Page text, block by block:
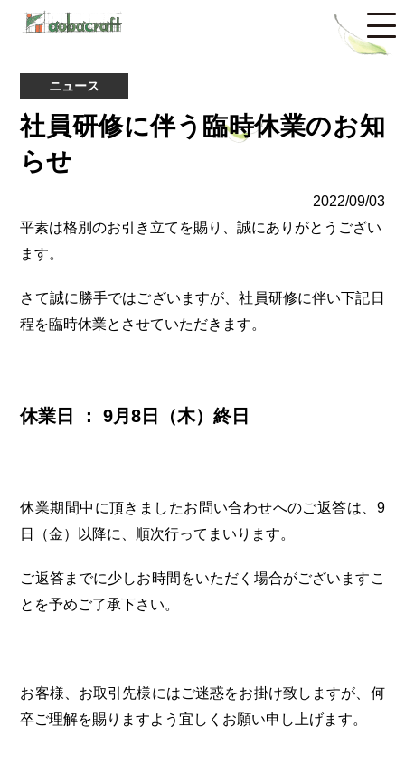
ニュース
社員研修に伴う臨時休業のお知
らせ
2022/09/03
平素は格別のお引き立てを賜り、誠にありがとうござい
ます。
さて誠に勝手ではございますが、社員研修に伴い下記日
程を臨時休業とさせていただきます。
休業日 ： 9月8日（木）終日
休業期間中に頂きましたお問い合わせへのご返答は、9
日（金）以降に、順次行ってまいります。
ご返答までに少しお時間をいただく場合がございますこ
とを予めご了承下さい。
お客様、お取引先様にはご迷惑をお掛け致しますが、何
卒ご理解を賜りますよう宜しくお願い申し上げます。